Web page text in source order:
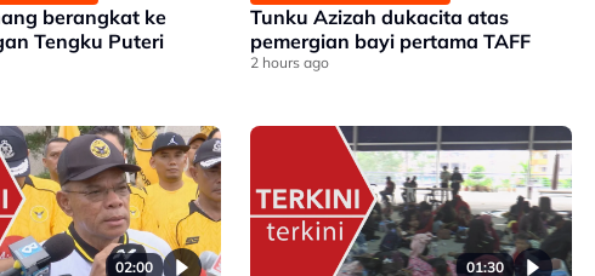
berangkat ke
Tengku Puteri
Tunku Azizah dukacita atas
pemergian bayi pertama TAFF
2 hours ago
02:00 01:30